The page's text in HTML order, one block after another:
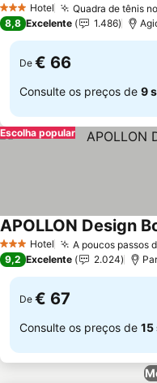
3 EstrelasHotel Quadra de tênis
8,8 Excelente 1.486
De € 66
Consulte os preços de 9
Escolha popular
3 EstrelasHotel A poucos passos
APOLLON Design
9,2 Excelente 2.024
De € 67
Consulte os preços de 15